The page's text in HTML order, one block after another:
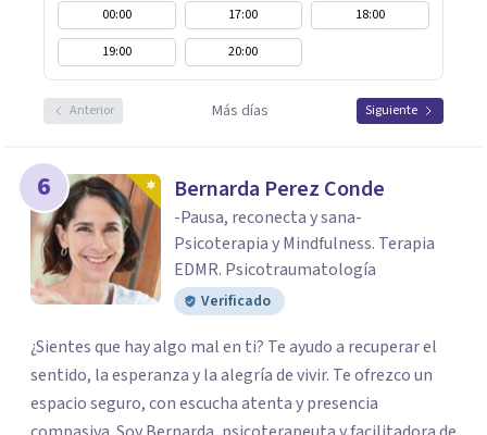
00:00 17:00
18:00
19:00
20:00
Anterior Más días Siguiente
6 Bernarda Perez Conde
-Pausa, reconecta y sana-
Psicoterapia y Mindfulness. Terapia
EDMR. Psicotraumatología
Verificado
¿Sientes que hay algo mal en ti? Te ayudo a recuperar el
sentido, la esperanza y la alegría de vivir. Te ofrezco un
espacio seguro, con escucha atenta y presencia